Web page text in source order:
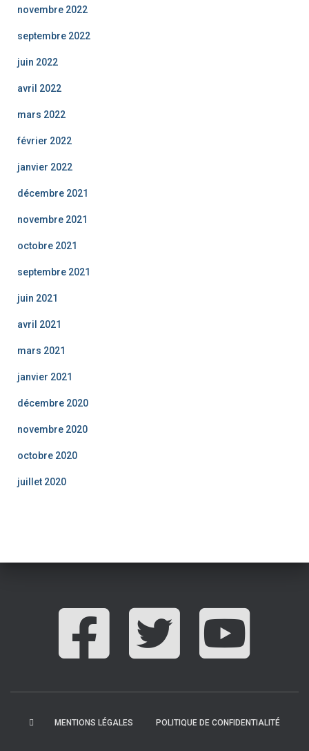
novembre 2022
septembre 2022
juin 2022
avril 2022
mars 2022
février 2022
janvier 2022
décembre 2021
novembre 2021
octobre 2021
septembre 2021
juin 2021
avril 2021
mars 2021
janvier 2021
décembre 2020
novembre 2020
octobre 2020
juillet 2020
MENTIONS LÉGALES POLITIQUE DE CONFIDENTIALITÉ